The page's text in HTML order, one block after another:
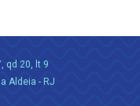
qd 20, lt 9
Aldeia - RJ